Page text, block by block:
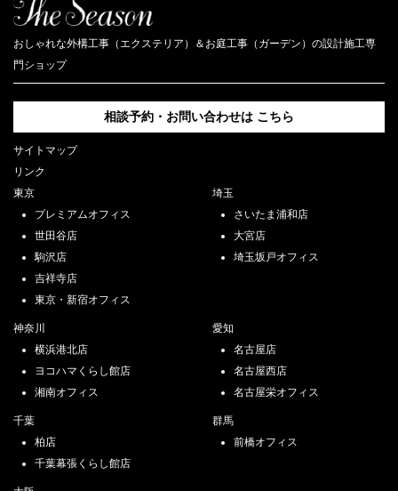
おしゃれな外構工事（エクステリア）＆お庭工事（ガーデン）の設計施工専
門ショップ
相談予約・お問い合わせは こちら
サイトマップ
リンク
東京
プレミアムオフィス
世田谷店
駒沢店
吉祥寺店
東京・新宿オフィス
千葉
柏店
千葉幕張くらし館店
群馬
前橋オフィス
愛知
名古屋店
名古屋西店
名古屋栄オフィス
神奈川
横浜港北店
ヨコハマくらし館店
湘南オフィス
埼玉
さいたま浦和店
大宮店
埼玉坂戸オフィス